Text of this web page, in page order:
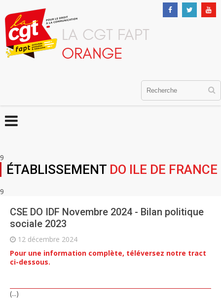
LA CGT FAPT
ORANGE
9
ÉTABLISSEMENT DO ILE DE FRANCE
9
CSE DO IDF Novembre 2024 - Bilan politique
sociale 2023
12 décembre 2024
Pour une information complète, téléversez notre tract
ci-dessous.
(...)